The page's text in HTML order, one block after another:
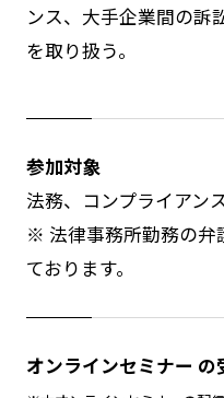
ンス、大手企業間の訴
を取り扱う。
参加対象
法務、コンプライアン
※ 法律事務所勤務の弁
ております。
オンラインセミナー の